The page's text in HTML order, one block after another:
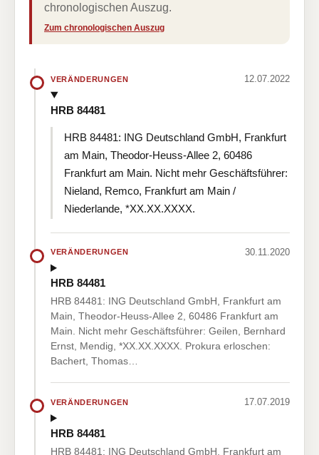
chronologischen Auszug.
Zum chronologischen Auszug
VERÄNDERUNGEN 12.07.2022
HRB 84481
HRB 84481: ING Deutschland GmbH, Frankfurt
am Main, Theodor-Heuss-Allee 2, 60486
Frankfurt am Main. Nicht mehr Geschäftsführer:
Nieland, Remco, Frankfurt am Main /
Niederlande, *XX.XX.XXXX.
VERÄNDERUNGEN 30.11.2020
HRB 84481
HRB 84481: ING Deutschland GmbH, Frankfurt am
Main, Theodor-Heuss-Allee 2, 60486 Frankfurt am
Main. Nicht mehr Geschäftsführer: Geilen, Bernhard
Ernst, Mendig, *XX.XX.XXXX. Prokura erloschen:
Bachert, Thomas…
VERÄNDERUNGEN 17.07.2019
HRB 84481
HRB 84481: ING Deutschland GmbH, Frankfurt am